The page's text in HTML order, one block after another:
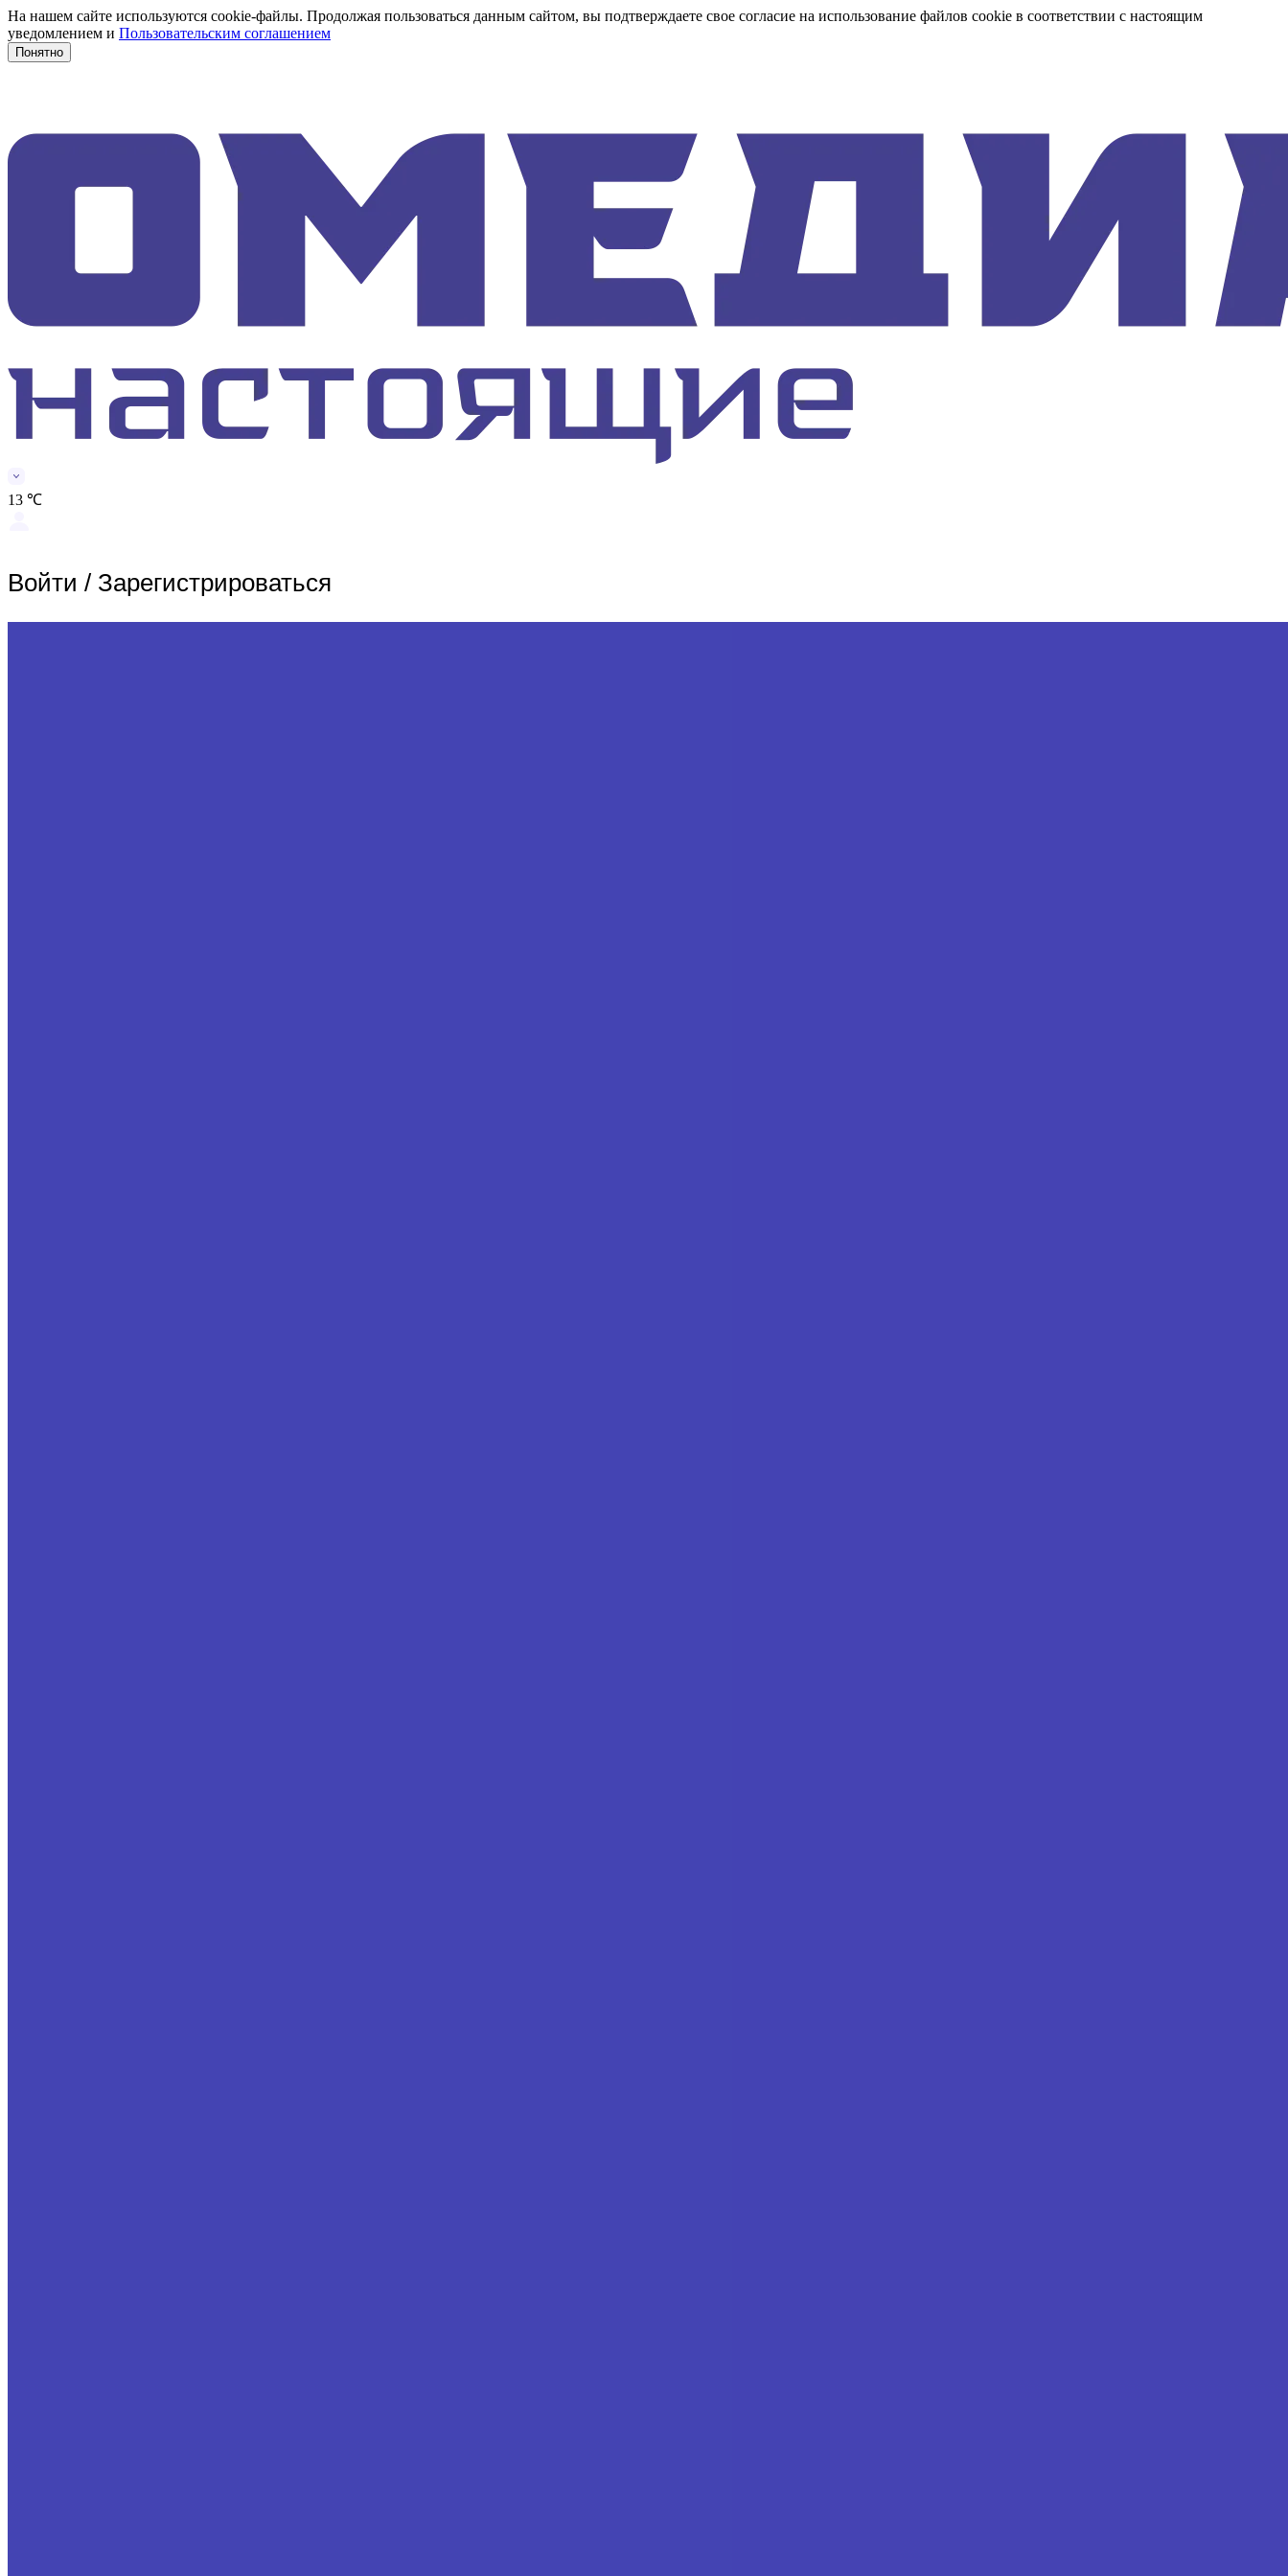
На нашем сайте используются cookie-файлы. Продолжая пользоваться данным сайтом, вы подтверждаете свое согласие на использование файлов cookie в соответствии с настоящим
уведомлением и Пользовательским соглашением
Понятно
13 ℃
Войти / Зарегистрироваться